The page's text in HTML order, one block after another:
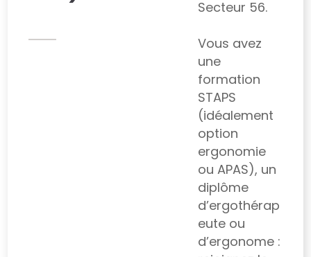
Secteur 56.
Vous avez
une
formation
STAPS
(idéalement
option
ergonomie
ou APAS), un
diplôme
d’ergothérap
eute ou
d’ergonome :